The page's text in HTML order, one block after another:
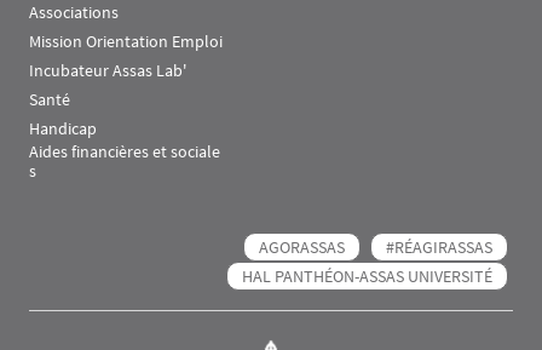
Associations
Mission Orientation Emploi
Incubateur Assas Lab'
Santé
Handicap
Aides financières et sociale
s
AGORASSAS
#RÉAGIRASSAS
HAL PANTHÉON-ASSAS UNIVERSITÉ